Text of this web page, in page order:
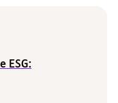
ESG: